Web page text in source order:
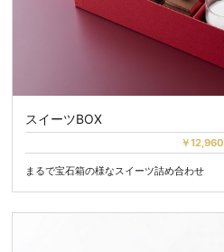
スイーツBOX
￥12,960
まるで宝石箱の様なスイーツ詰め合わせ